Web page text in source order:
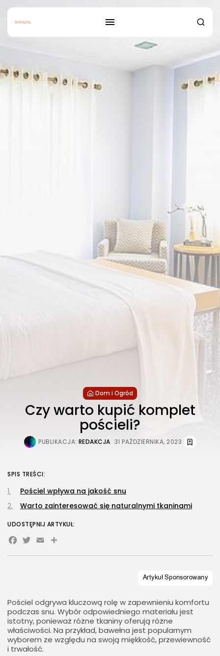
Dom i Ogród
Czy warto kupić komplet
pościeli?
PUBLIKACJA: REDAKCJA 31 PAŹDZIERNIKA, 2023
Pościel odgrywa kluczową rolę w zapewnieniu komfortu
podczas snu. Wybór odpowiedniego materiału jest
istotny, ponieważ różne tkaniny oferują różne
właściwości. Na przykład, bawełna jest popularnym
wyborem ze względu na swoją miękkość, przewiewność
i trwałość.
SPIS TREŚCI:
Pościel wpływa na jakość snu
Warto zainteresować się naturalnymi tkaninami
UDOSTĘPNIJ ARTYKUŁ:
Facebook
Twitter
EmailShare